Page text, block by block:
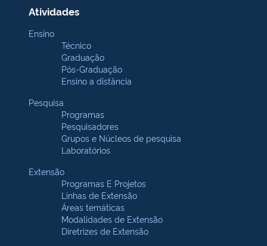
Atividades
Ensino
Técnico
Graduação
Pós-Graduação
Ensino a distância
Pesquisa
Programas
Pesquisadores
Grupos e Núcleos de pesquisa
Laboratórios
Extensão
Programas E Projetos
Linhas de Extensão
Áreas temáticas
Modalidades de Extensão
Diretrizes de Extensão